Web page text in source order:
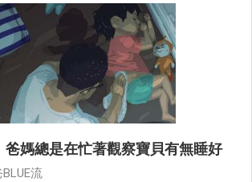
爸媽總是在忙著觀察寶貝有無睡好
流